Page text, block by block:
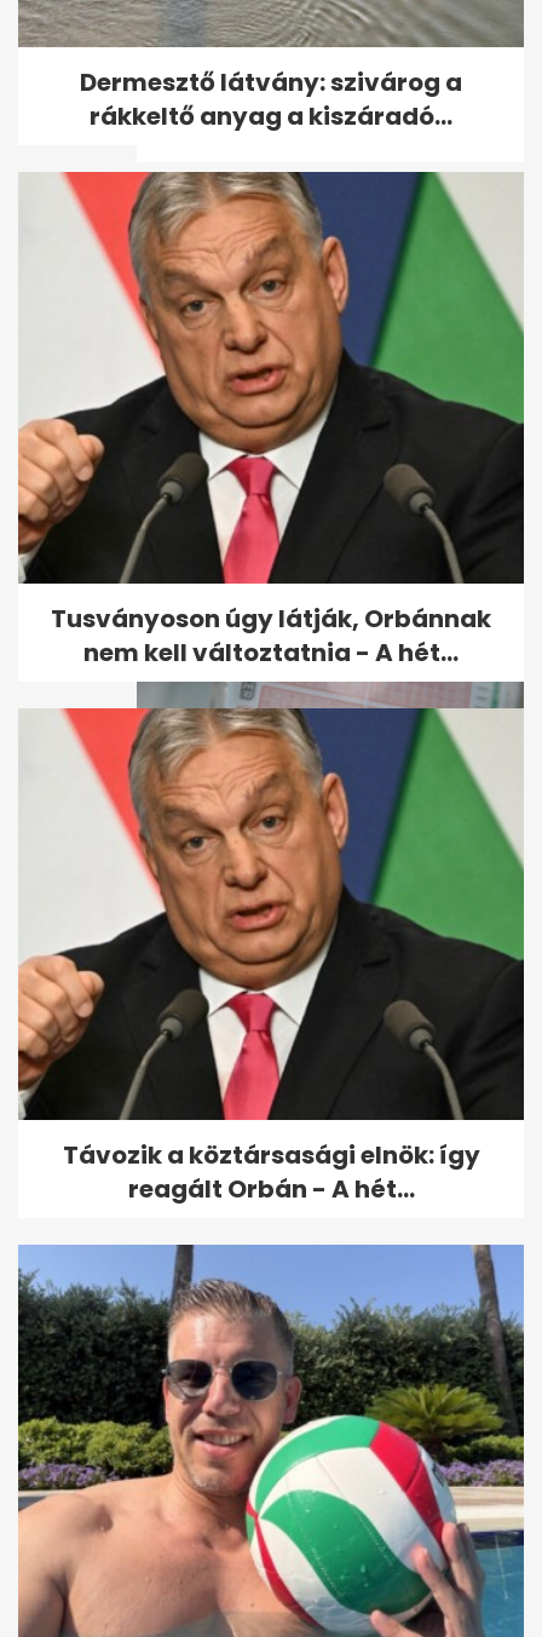
Meghalt a hajléktalanból lett
győri milliomos, aki 636
milliót...
Minden idők negyedik
legnagyobb nyereményét
vitték el ma a hatos...
Hatos lottó: elvitték a
főnyereményt
Dermesztő látvány: szivárog a
rákkeltő anyag a kiszáradó...
Tusványoson úgy látják, Orbánnak
nem kell változtatnia - A hét...
Távozik a köztársasági elnök: így
reagált Orbán - A hét...